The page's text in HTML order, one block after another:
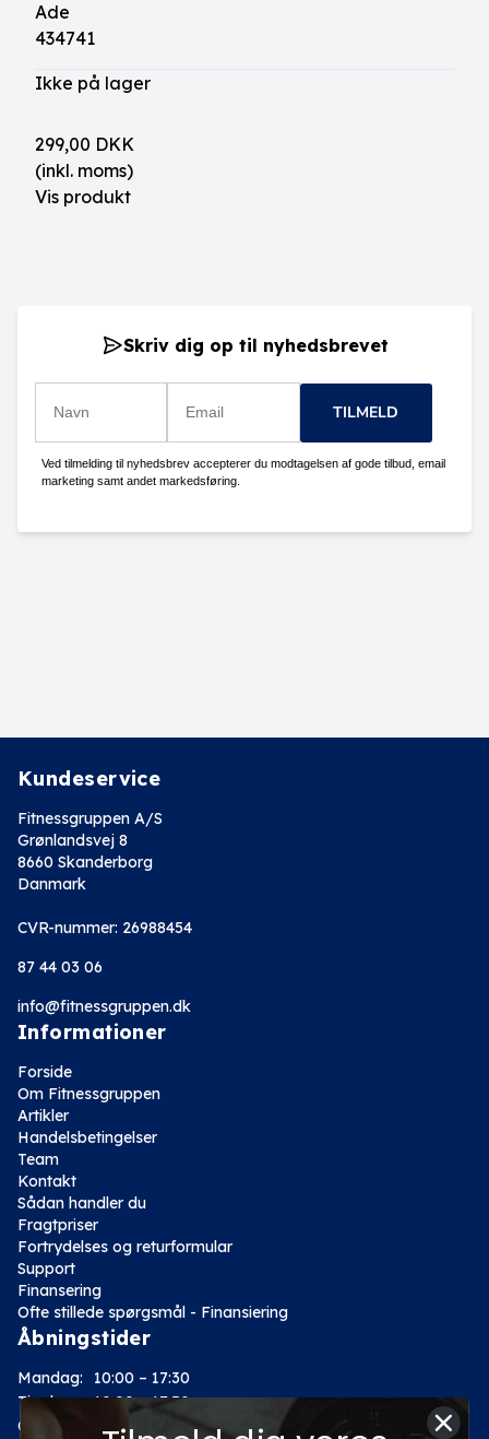
Ade
434741
Ikke på lager
299,00 DKK
(inkl. moms)
Vis produkt
Skriv dig op til nyhedsbrevet
TILMELD
Ved tilmelding til nyhedsbrev accepterer du modtagelsen af gode tilbud, email
marketing samt andet markedsføring.
Kundeservice
Fitnessgruppen A/S
Grønlandsvej 8
8660 Skanderborg
Danmark
CVR-nummer: 26988454
87 44 03 06
info@fitnessgruppen.dk
Informationer
Forside
Om Fitnessgruppen
Artikler
Handelsbetingelser
Team
Kontakt
Sådan handler du
Fragtpriser
Fortrydelses og returformular
Support
Finansering
Ofte stillede spørgsmål - Finansiering
Åbningstider
Mandag:
10:00 – 17:30
Tirsdag: 10:00 – 17:30
Onsdag:
10:00 – 17:30